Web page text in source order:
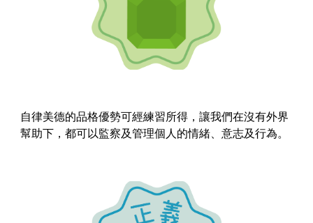
自律美德的品格優勢可經練習所得，讓我們在沒有外界
幫助下，都可以監察及管理個人的情緒、意志及行為。